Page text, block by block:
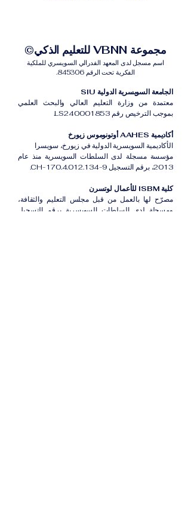
مجموعة VBNN للتعليم الذكي©
اسم مسجل لدى المعهد الفدرالي السويسري للملكية
الفكرية تحت الرقم 845306.
الجامعة السويسرية الدولية SIU
معتمدة من وزارة التعليم العالي والبحث العلمي
بموجب الترخيص رقم LS240001853.
أكاديمية AAHES أوتونوموس زيورخ
الأكاديمية السويسرية الدولية في زيورخ، سويسرا
مؤسسة مسجلة لدى السلطات السويسرية منذ عام
2013، برقم التسجيل CH-170.4.012.134-9.
كلية ISBM للأعمال لوتسرن
مصرّح لها بالعمل من قبل مجلس التعليم والثقافة،
ومسجلة لدى السلطات السويسرية برقم التسجيل